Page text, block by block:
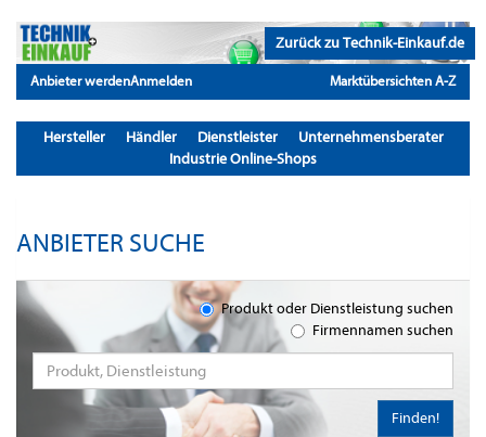
Zurück zu Technik-Einkauf.de
Anbieter werdenAnmelden Marktübersichten A-Z
Hersteller Händler Dienstleister
Unternehmensberater
Industrie Online-Shops
ANBIETER SUCHE
Produkt oder Dienstleistung suchen
Firmennamen suchen
Finden!